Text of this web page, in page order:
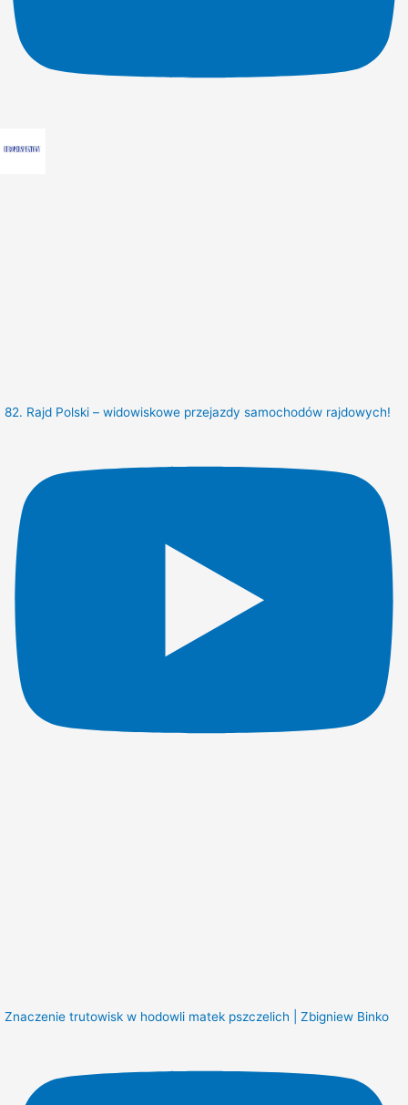
82. Rajd Polski – widowiskowe przejazdy samochodów rajdowych!
Znaczenie trutowisk w hodowli matek pszczelich | Zbigniew Binko